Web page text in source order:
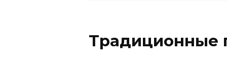
Традиционные